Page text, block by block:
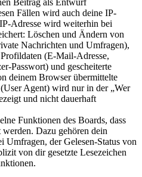
Fällen wird auch deine IP-
Adresse wird weiterhin bei
Löschen und Ändern von
Nachrichten und Umfragen),
(E-Mail-Adresse,
Passwort) und gescheiterte
deinem Browser übermittelte
Agent) wird nur in der „Wer
und nicht dauerhaft
Funktionen des Boards, dass
Dazu gehören dein
Umfragen, der Gelesen-Status von
von dir gesetzte Lesezeichen